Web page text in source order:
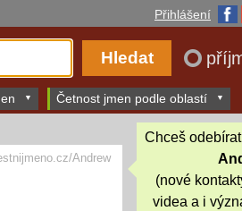
Přihlášení
Četnost jmen podle oblastí
Andrew
Chceš
(nové
videa a i